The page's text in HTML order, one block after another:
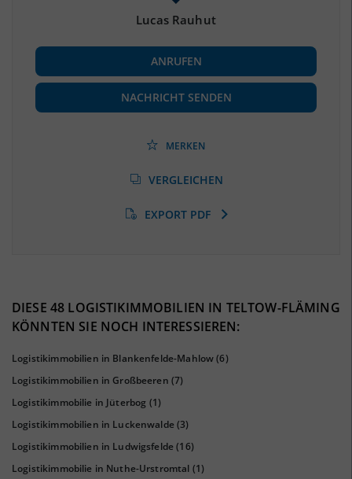
BESCHÄFTIGUNG
Beschäftigte
(Landkreis / Kreisfreie Stadt)
72.224
(Landkreis / Kreisfreie Stadt)
(Stand: 01/2020)
42%
Lucas Rauhut
ANRUFEN
NACHRICHT SENDEN
MERKEN
VERGLEICHEN
EXPORT PDF
DIESE 48 LOGISTIKIMMOBILIEN IN TELTOW-FLÄMING
KÖNNTEN SIE NOCH INTERESSIEREN:
Logistikimmobilien in Blankenfelde-Mahlow(6)
Logistikimmobilien in Großbeeren (7)
Logistikimmobilie in Jüterbog (1)
Logistikimmobilien in Luckenwalde(3)
Logistikimmobilien in Ludwigsfelde(16)
Logistikimmobilie in Nuthe-Urstromtal (1)